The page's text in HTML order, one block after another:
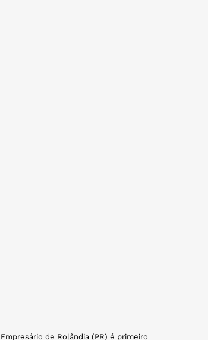
Empresário de Rolândia (PR) é primeiro